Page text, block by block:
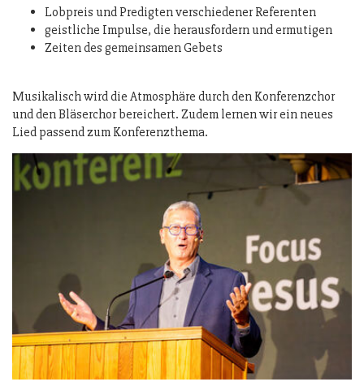
Lobpreis und Predigten verschiedener Referenten
geistliche Impulse, die herausfordern und ermutigen
Zeiten des gemeinsamen Gebets
Musikalisch wird die Atmosphäre durch den Konferenzchor
und den Bläserchor bereichert. Zudem lernen wir ein neues
Lied passend zum Konferenzthema.